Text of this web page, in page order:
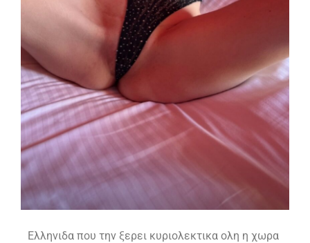
Ελληνιδα που την ξερει κυριολεκτικα ολη η χωρα